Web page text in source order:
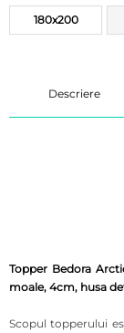
180x200
Descriere
Topper Bedora
moale, 4cm, husa
Scopul topperului